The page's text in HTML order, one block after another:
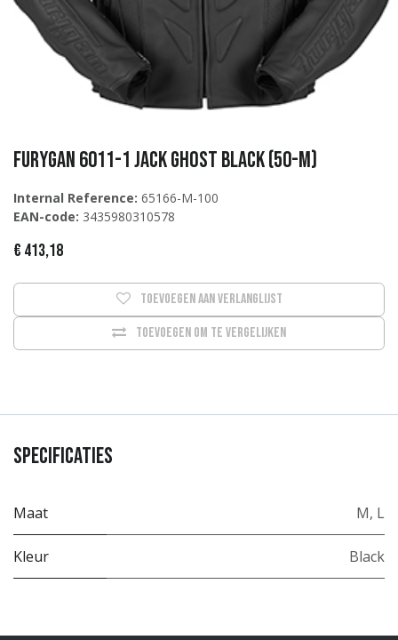
Furygan 6011-1 Jack Ghost Black (50-M)
Internal Reference: 65166-M-100
EAN-code: 3435980310578
€ 413,18
Toevoegen om te vergelijken
Toevoegen aan verlanglijst
Specificaties
Maat M, L
Kleur Black